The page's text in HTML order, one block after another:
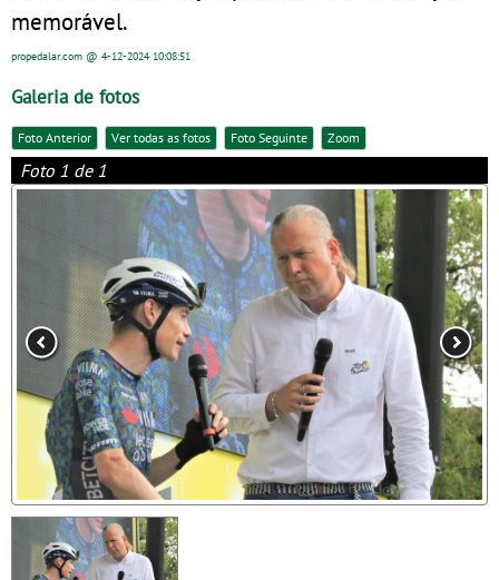
memorável.
propedalar.com @ 4-12-202410:08:51
Galeria de fotos
Foto Anterior Ver todas as fotos Foto Seguinte Zoom
Foto 1 de 1